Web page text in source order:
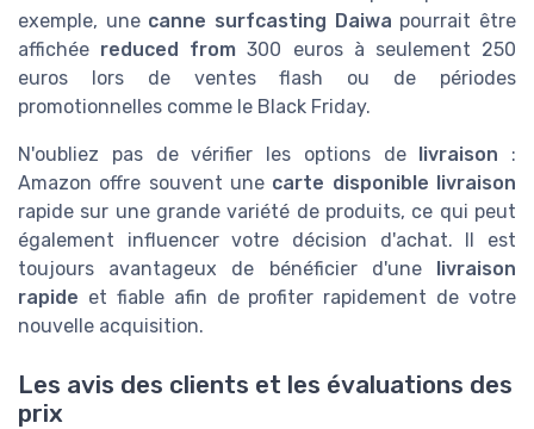
exemple, une canne surfcasting Daiwa pourrait être
affichée reduced from 300 euros à seulement 250
euros lors de ventes flash ou de périodes
promotionnelles comme le Black Friday.
N'oubliez pas de vérifier les options de livraison :
Amazon offre souvent une carte disponible livraison
rapide sur une grande variété de produits, ce qui peut
également influencer votre décision d'achat. Il est
toujours avantageux de bénéficier d'une
livraison
rapide et fiable afin de profiter rapidement de votre
nouvelle acquisition.
Les avis des clients et les évaluations des
prix